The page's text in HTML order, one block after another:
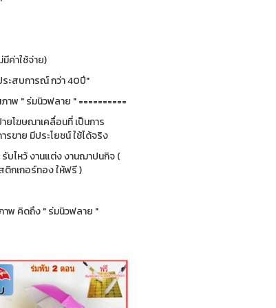
ค่าใช้จ่าย)
ะสบการณ์ กว่า 40ปี"
พ " ร่มนิวฟลาย " ==========
ยโฆษณาเคลื่อนที่ เป็นการ
ขาย มีประโยชน์ ใช้ได้จริง
บไหว้ งานแต่ง งานฌาปนกิจ (
กเกอร์ทอง ให้ฟรี )
พ คิดถึง " ร่มนิวฟลาย "